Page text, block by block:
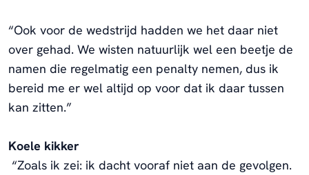
“Ook voor de wedstrijd hadden we het daar niet
over gehad. We wisten natuurlijk wel een beetje de
namen die regelmatig een penalty nemen, dus ik
bereid me er wel altijd op voor dat ik daar tussen
kan zitten.”
Koele kikker
“Zoals ik zei: ik dacht vooraf niet aan de gevolgen.